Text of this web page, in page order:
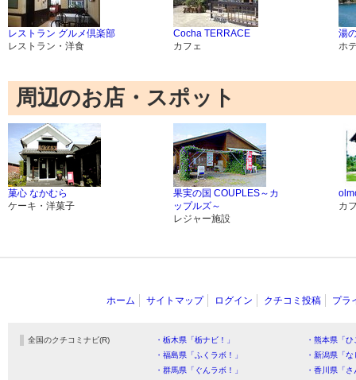
レストラン グルメ倶楽部
レストラン・洋食
Cocha TERRACE
カフェ
湯
ホ
周辺のお店・スポット
菓心 なかむら
ケーキ・洋菓子
果実の国 COUPLES～カ
ップルズ～
レジャー施設
カ
ホーム サイトマップ ログイン クチコミ投稿 プラ
全国のクチコミナビ(R) ・栃木県「栃ナビ！」
・熊本県「
・福島県「ふくラボ！」
・新潟県「
・群馬県「ぐんラボ！」
・香川県「